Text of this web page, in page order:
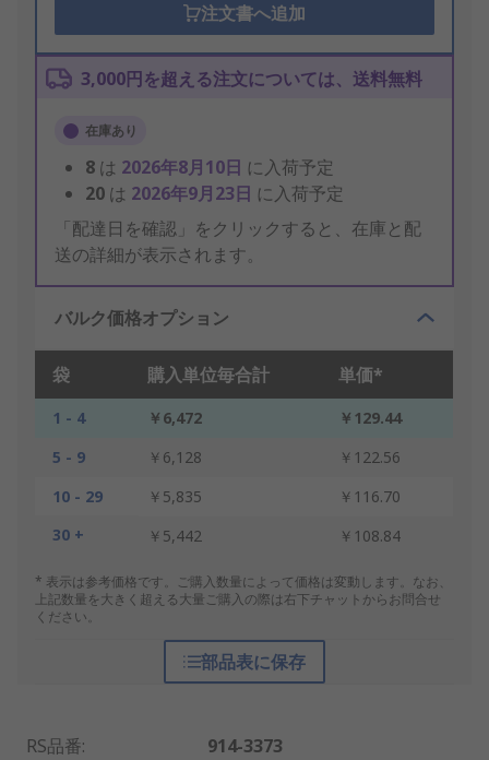
注文書へ追加
3,000円を超える注文については、送料無料
在庫あり
8 は 2026年8月10日 に入荷予定
20 は 2026年9月23日 に入荷予定
「配達日を確認」をクリックすると、在庫と配
送の詳細が表示されます。
バルク価格オプション
袋 購入単位毎合計 単価*
1 - 4 ￥6,472
￥129.44
5 - 9
￥6,128
￥122.56
10 - 29
￥5,835
￥116.70
30 +
￥5,442 ￥108.84
* 表示は参考価格です。ご購入数量によって価格は変動します。なお、
上記数量を大きく超える大量ご購入の際は右下チャットからお問合せ
ください。
部品表に保存
RS品番:
914-3373